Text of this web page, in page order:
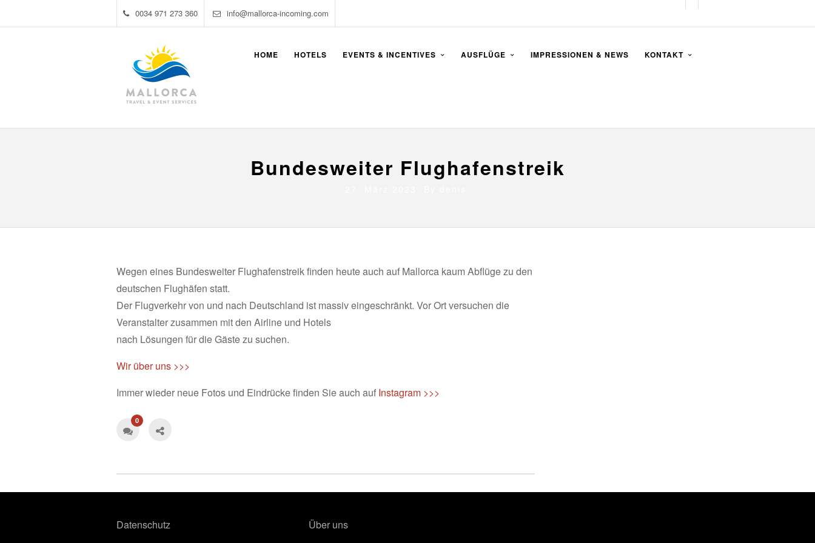
0034 971 273 360 info@mallorca-incoming.com
HOME HOTELS EVENTS & INCENTIVES AUSFLÜGE IMPRESSIONEN & NEWS KONTAKT
Bundesweiter Flughafenstreik
Wegen eines Bundesweiter Flughafenstreik finden heute auch auf Mallorca kaum Abflüge zu den
deutschen Flughäfen statt.
Der Flugverkehr von und nach Deutschland ist massiv eingeschränkt. Vor Ort versuchen die
Veranstalter zusammen mit den Airline und Hotels
nach Lösungen für die Gäste zu suchen.
Wir über uns >>>
Immer wieder neue Fotos und Eindrücke finden Sie auch auf Instagram >>>
0
Datenschutz
Über uns